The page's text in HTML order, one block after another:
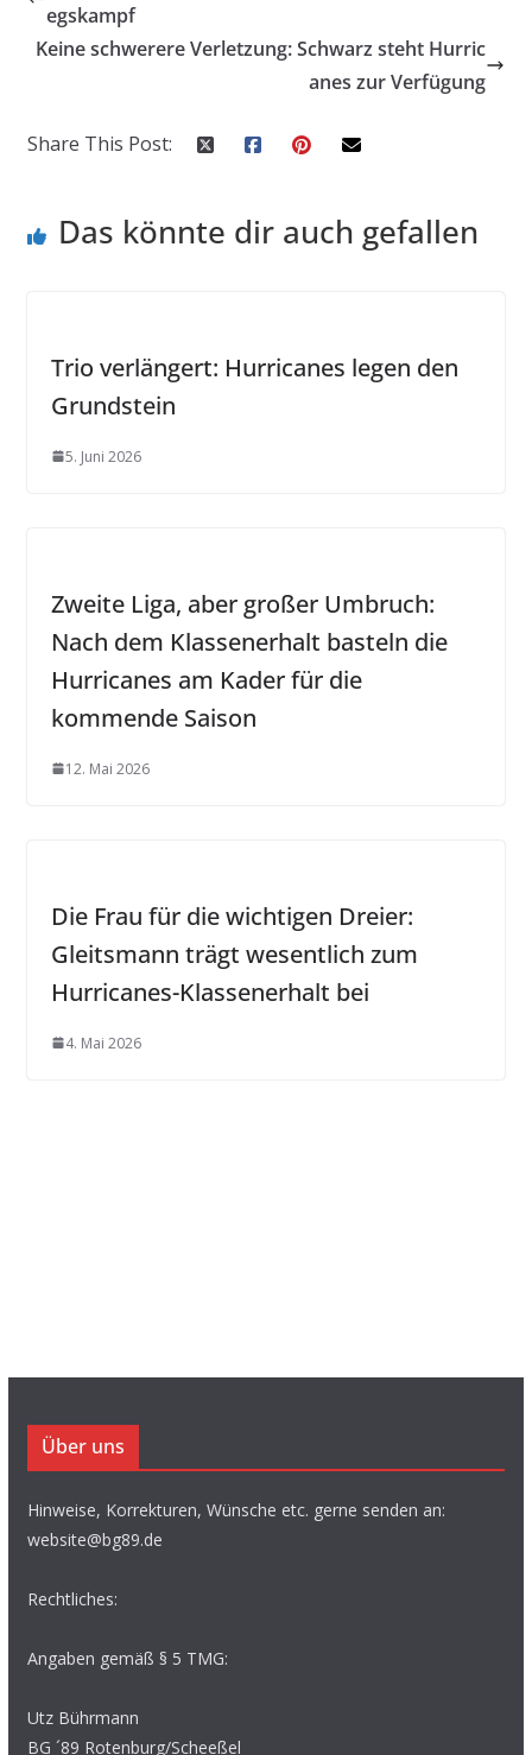
egskampf
Keine schwerere Verletzung: Schwarz steht Hurric
anes zur Verfügung
Share This Post:
Das könnte dir auch gefallen
Trio verlängert: Hurricanes legen den
Grundstein
5. Juni 2026
Zweite Liga, aber großer Umbruch:
Nach dem Klassenerhalt basteln die
Hurricanes am Kader für die
kommende Saison
12. Mai 2026
Die Frau für die wichtigen Dreier:
Gleitsmann trägt wesentlich zum
Hurricanes-Klassenerhalt bei
4. Mai 2026
Über uns
Hinweise, Korrekturen, Wünsche etc. gerne senden an:
website@bg89.de
Rechtliches:
Angaben gemäß § 5 TMG:
Utz Bührmann
BG ´89 Rotenburg/Scheeßel